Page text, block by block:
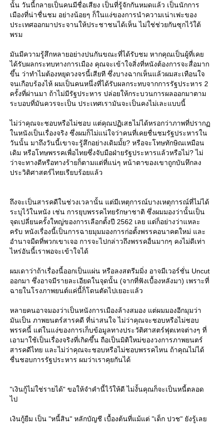
นั้น วันนี้กลายเป็นคนมีชื่อเสียง เป็นที่รู้จักกันหมดแล้ว เป็นนักการ
เมืองที่น่าชื่นชม อย่างน้อยๆ ก็ในแง่ของการนำความเน่าเฟะของ
ประเทศออกมาประจานให้ประชาชนได้เห็น ไม่ใช่ช่วยกันซุกไว้ใต้
พรม
มันมีความรู้สึกหลายอย่างปนกันขณะที่ได้รับชม หากคุณเป็นผู้ที่เค
ได้รับผลกระทบทางการเมือง คุณจะเข้าใจสิ่งที่หนังต้องการจะสื่อมาก
ขึ้น ว่าทำไมต้องหยุดวงจรนี้เสียที ซึ่งบางฉากเห็นแล้วผมสะเทือนใจ
จนเกือบร้องไห้ ผมเป็นคนหนึ่งที่ได้รับผลกระทบจากการรัฐประหาร 2
ครั้งที่ผ่านมา ถ้าไม่มีรัฐประหาร ปล่อยให้กระบวนการผลออกมาตาม
ระบอบที่มันควรจะเป็น ประเทศเรามันจะเป็นคงไม่เละแบบนี้
ไม่ว่าคุณจะชอบหรือไม่ชอบ แต่คุณปฏิเสธไม่ได้หรอกว่าภาพที่ปราก
นหนังเป็นเรื่องจริง ซึ่งผมก็ไม่แน่ใจว่าคนที่เคยชื่นชมรัฐประหารใน
วันนั้น มาถึงวันนี้เขาจะรู้สึกอย่างเดิมมั้ย? หรือจะโทษทักษิณเหมือน
เดิม หรือโทษพรรคเพื่อไทยซึ่งจับมือฝ่ายรัฐประหารแล้วหรือไม่? ไม่
ว่าจะทางดีหรือทางร้ายก็ตามแต่ที่แน่ๆ หน้าตาของเขาถูกบันทึกลง
ประวิติศาสตร์ไทยเรียบร้อยแล้ว
ถึงจะเป็นสารคดีในช่วงเวลานั้น แต่มีเหตุการณ์บางเหตุการณ์ที่ไม่ได้
ระบุไว้ในหนัง เช่น การยุบพรรคไทยรักษาชาติ ซึ่งผมมองว่านั้่นเป็น
จุดเปลี่ยนครั้งใหญ่ของการเลือกตั้งปี 2562 เลย แต่ก็อย่างว่าแหละ
ครับ หนังเรื่องนี้เป็นการฉายมุมมองการก่อตั้งพรรคอนาคตใหม่ และ
อำนาจมืดที่พวกเขาเจอ การจะไปกล่าวถึงพรรคอื่นมากๆ คงไม่ดีเท่า
ไหร่อันนี้เราพอจะเข้าใจได้
ผมเดาว่าถ้าเรื่องนี้ออกเป็นแผ่น หรือลงสตรีมมิ่ง อาจมีเวอร์ชั่น Uncut
ออกมา ซึ่งอาจมีรายละเอียดในจุดนั้น (จากที่ฟังเบื้องหลังมา) เพราะที่
ฉายในโรงภาพยนต์แค่นี้ก็โดนตัดไปเยอะแล้ว
หลายคนอาจมองว่าเป็นหนังการเมืองล้างสมอง แต่ผมมองอีกมุมว่า
มันเป็น ภาพยนตร์สารคดี ที่น่าสนใจ ไม่ว่าคุณจะชอบหรือไม่ชอบ
พรรคนี้ แต่ในแง่ของการเก็บข้อมูลทางประวัติศาสตร์ฟุตเทจต่างๆ ที่
เอามาใช้เป็นเรื่องจริงที่เกิดขึ้น ถือเป็นมิติใหม่ของวงการภาพยนตร์
สารคดีไทย และไม่ว่าคุณจะชอบหรือไม่ชอบพรรคไหน ถ้าคุณไม่ได้
ชื่นชอบการรัฐประหาร ผมว่าเราคุยกันได้
"เงินกู้ไม่ใช่รายได้" ขอให้จำคำนี้ไว้ให้ดี ไม่งั้นคุณก็จะเป็นหนี้ตลอด
ไป
เงินกู้ยืม เป็น "หนี้สิน" หลักบัญชี เบื้องต้นที่แม้แต่ "เด็ก ปวช" ยังรู้เล